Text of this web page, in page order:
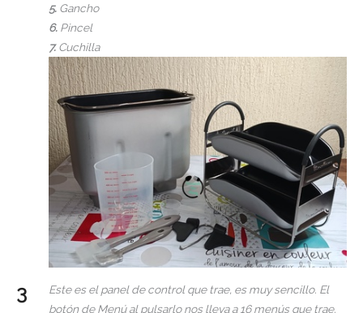
5. Gancho
6. Pincel
7.Cuchilla
Este es el panel de control que trae, es muy sencillo. El
botón de Menú al pulsarlo nos lleva a 16 menús que trae.